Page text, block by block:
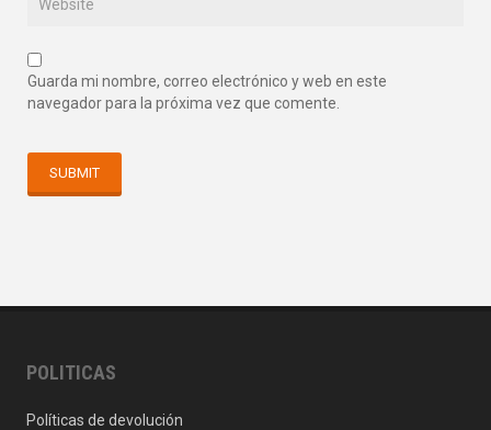
Guarda mi nombre, correo electrónico y web en este
navegador para la próxima vez que comente.
POLITICAS
Políticas de devolución